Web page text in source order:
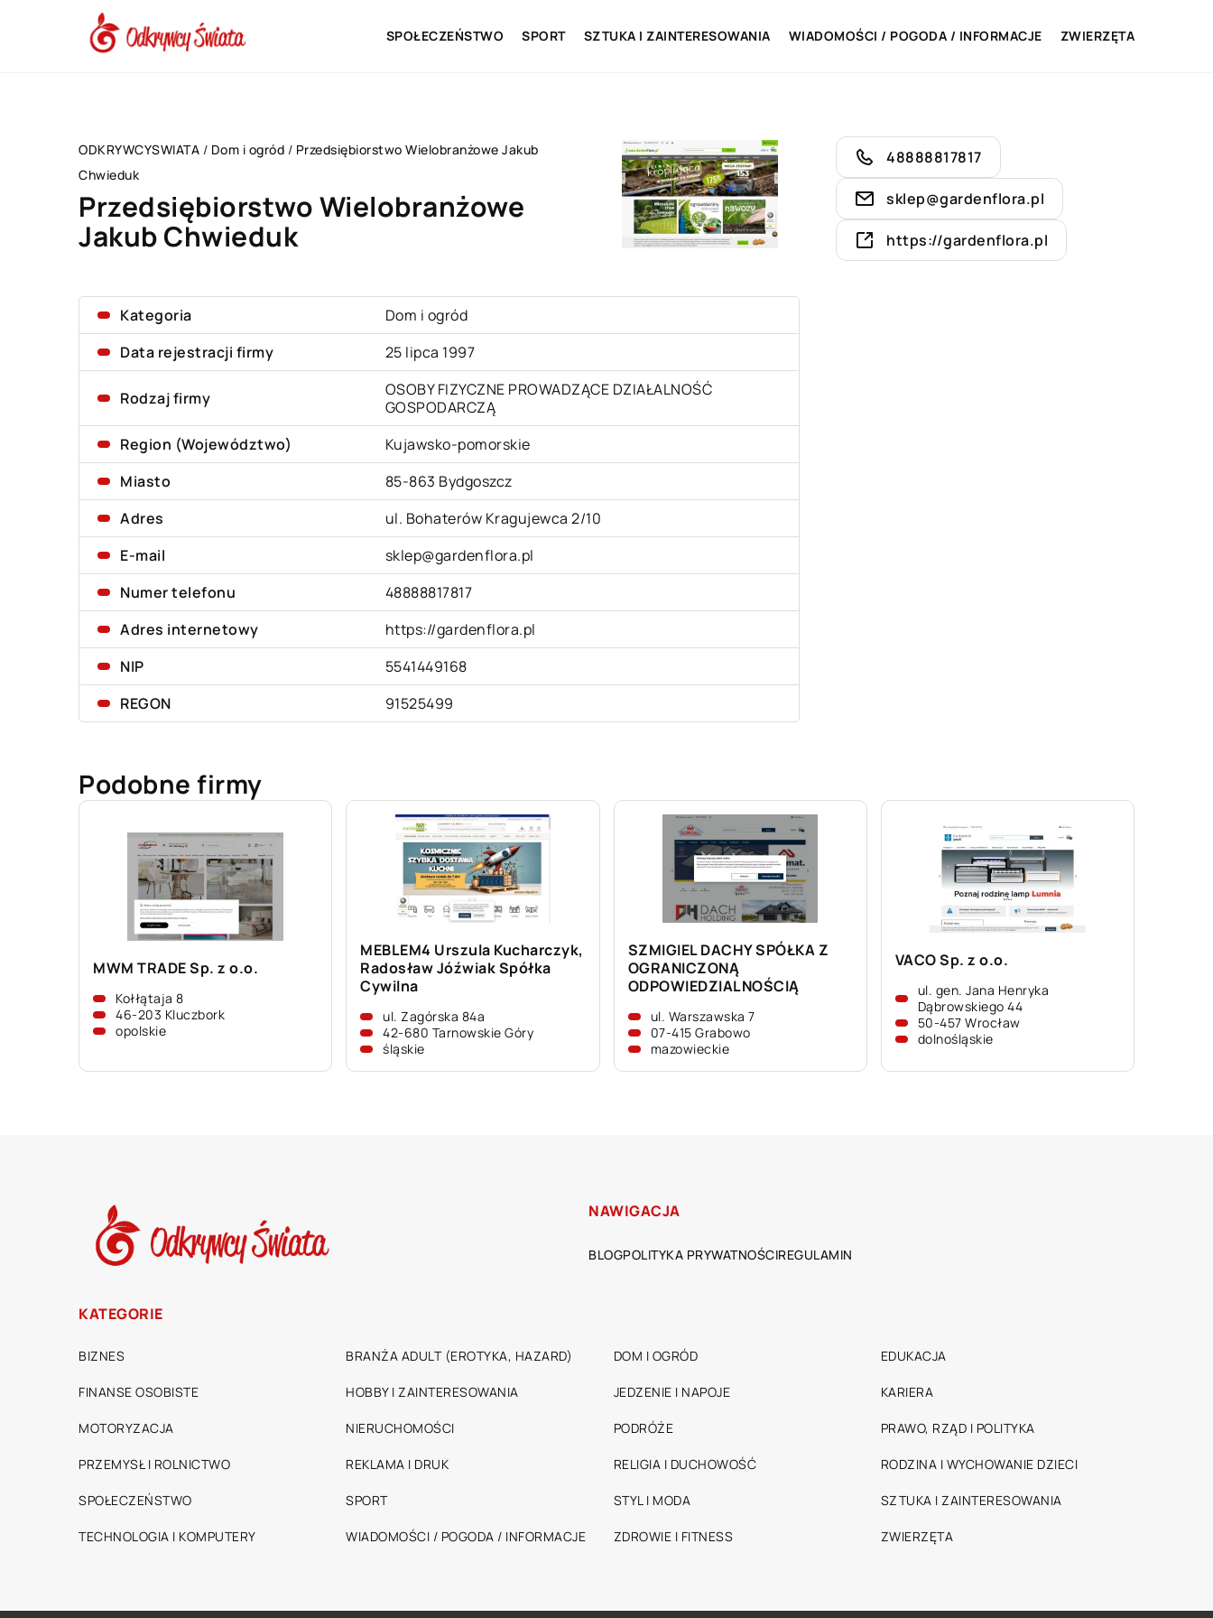
SPOŁECZEŃSTWO SPORT SZTUKA I ZAINTERESOWANIA WIADOMOŚCI / POGODA / INFORMACJE ZWIERZĘTA
ODKRYWCYSWIATA / Dom i ogród / Przedsiębiorstwo Wielobranżowe Jakub
Chwieduk
Przedsiębiorstwo Wielobranżowe
Jakub Chwieduk
Kategoria
Dom i ogród
Data rejestracji firmy
25 lipca 1997
Rodzaj firmy
OSOBY FIZYCZNE PROWADZĄCE DZIAŁALNOŚĆ
GOSPODARCZĄ
Region (Województwo)
Kujawsko-pomorskie
Miasto
85-863 Bydgoszcz
Adres
ul. Bohaterów Kragujewca 2/10
E-mail
sklep@gardenflora.pl
Numer telefonu
48888817817
Adres internetowy
https://gardenflora.pl
NIP
5541449168
REGON
91525499
48888817817
sklep@gardenflora.pl
https://gardenflora.pl
Podobne firmy
MWM TRADE Sp. z o.o.
Kołłątaja 8
46-203 Kluczbork
opolskie
MEBLEM4 Urszula Kucharczyk,
Radosław Jóźwiak Spółka
Cywilna
ul. Zagórska 84a
42-680 Tarnowskie Góry
śląskie
SZMIGIEL DACHY SPÓŁKA Z
OGRANICZONĄ
ODPOWIEDZIALNOŚCIĄ
ul. Warszawska 7
07-415 Grabowo
mazowieckie
VACO Sp. z o.o.
ul. gen. Jana Henryka
Dąbrowskiego 44
50-457 Wrocław
dolnośląskie
NAWIGACJA
BLOGPOLITYKA PRYWATNOŚCIREGULAMIN
KATEGORIE
BIZNES BRANŻA ADULT (EROTYKA, HAZARD) DOM I OGRÓD EDUKACJA
FINANSE OSOBISTE HOBBY I ZAINTERESOWANIA JEDZENIE I NAPOJE KARIERA
MOTORYZACJA NIERUCHOMOŚCI PODRÓŻE PRAWO, RZĄD I POLITYKA
PRZEMYSŁ I ROLNICTWO REKLAMA I DRUK RELIGIA I DUCHOWOŚĆ RODZINA I WYCHOWANIE DZIECI
SPOŁECZEŃSTWO SPORT STYL I MODA SZTUKA I ZAINTERESOWANIA
TECHNOLOGIA I KOMPUTERY WIADOMOŚCI / POGODA / INFORMACJE ZDROWIE I FITNESS ZWIERZĘTA